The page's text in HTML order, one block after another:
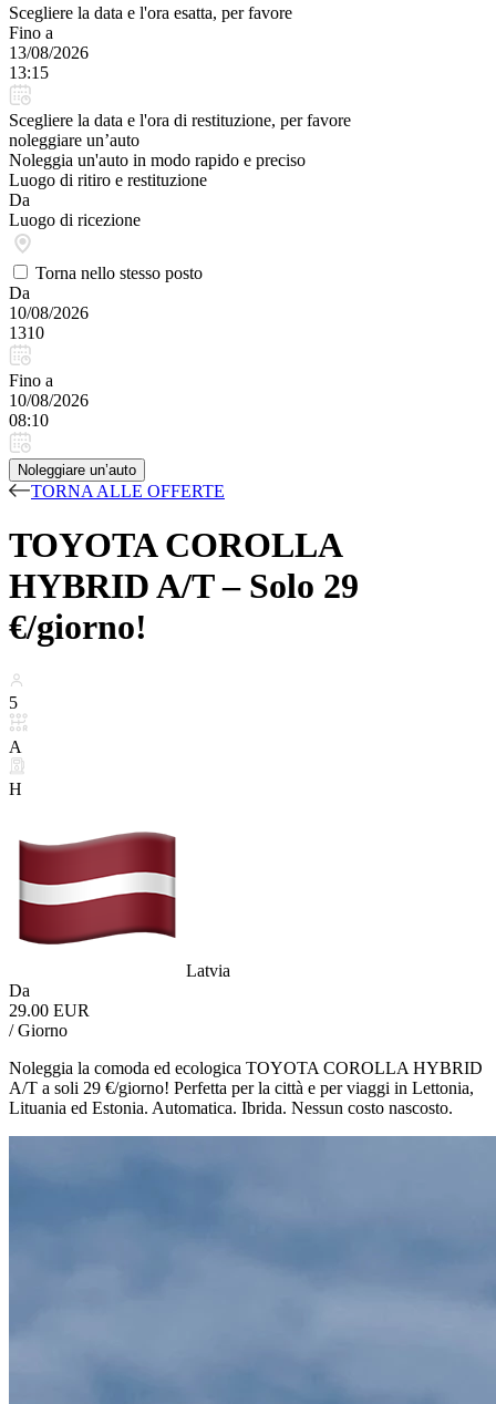
Scegliere la data e l'ora esatta, per favore
Fino a
13/08/2026
13:15
Scegliere la data e l'ora di restituzione, per favore
noleggiare un’auto
Noleggia un'auto in modo rapido e preciso
Luogo di ritiro e restituzione
Da
Luogo di ricezione
Torna nello stesso posto
Da
10/08/2026
1310
Fino a
10/08/2026
08:10
Noleggiare un’auto
TORNA ALLE OFFERTE
TOYOTA COROLLA
HYBRID A/T – Solo 29
€/giorno!
5
A
H
Latvia
Da
29.00 EUR
/ Giorno
Noleggia la comoda ed ecologica TOYOTA COROLLA HYBRID
A/T a soli 29 €/giorno! Perfetta per la città e per viaggi in Lettonia,
Lituania ed Estonia. Automatica. Ibrida. Nessun costo nascosto.